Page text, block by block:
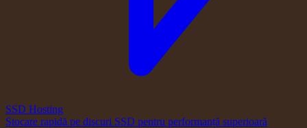
SSD Hosting
Stocare rapidă pe discuri SSD pentru performanță superioară